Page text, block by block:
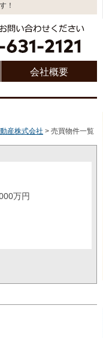
！
会社概要
産株式会社 売買物件一覧
万円